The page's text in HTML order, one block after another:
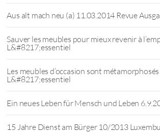
Aus alt mach neu (a) 11.03.2014 Revue
Sauver les meubles pour mieux revenir à
L&#8217;essentiel
Les meubles d’occasion sont
L&#8217;essentiel
Ein neues Leben für Mensch und Leben
15 Jahre Dienst am Bürger 10/2013